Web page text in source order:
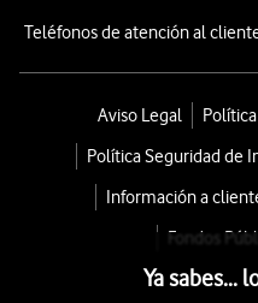
Teléfonos de atención al
Aviso Legal
Política Seguridad de
Información a
Fondos
Ya sabes...